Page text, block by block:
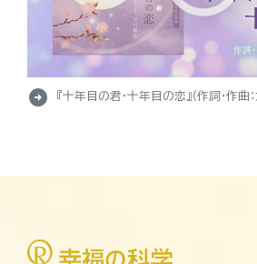
arrow_circle_right 『十年目の君・十年目の恋』（作詞・作曲